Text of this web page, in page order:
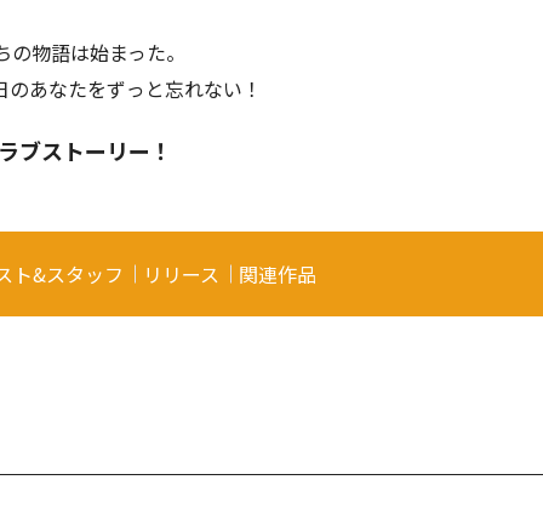
物語は始まった。
あなたをずっと忘れない！
ブストーリー！
ト&スタッフ リリース 関連作品